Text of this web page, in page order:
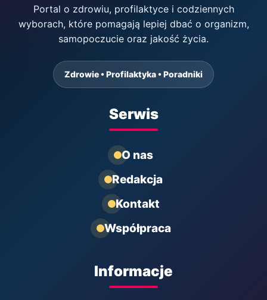
Portal o zdrowiu, profilaktyce i codziennych
wyborach, które pomagają lepiej dbać o organizm,
samopoczucie oraz jakość życia.
Zdrowie • Profilaktyka • Poradniki
Serwis
O nas
Redakcja
Kontakt
Współpraca
Informacje